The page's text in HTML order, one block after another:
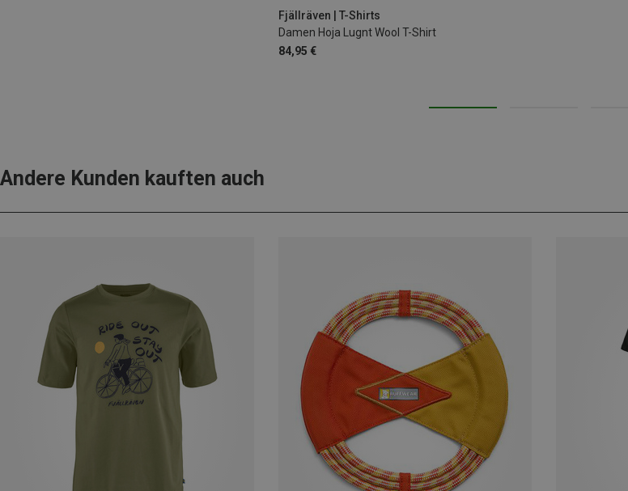
Fjällräven | T-Shirts
Damen Hoja Lugnt Wool T-Shirt
84,95 €
Andere Kunden kauften auch